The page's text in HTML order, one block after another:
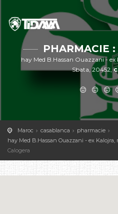
PHARMACIE
hay Med B.Hassan Ouazzani - ex
Sbata, 20452,
Maroc casablanca
pharmacie
hay Med B.Hassan Ouazzani - ex Kalojra,
Calogera